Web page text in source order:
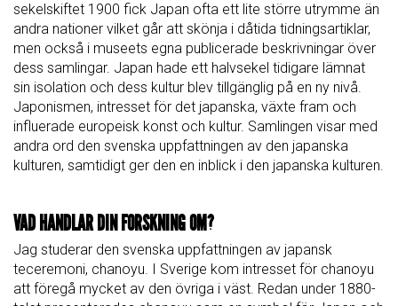
sekelskiftet 1900 fick Japan ofta ett lite större utrymme än
andra nationer vilket går att skönja i dåtida tidningsartiklar,
men också i museets egna publicerade beskrivningar över
dess samlingar. Japan hade ett halvsekel tidigare lämnat
sin isolation och dess kultur blev tillgänglig på en ny nivå.
Japonismen, intresset för det japanska, växte fram och
influerade europeisk konst och kultur. Samlingen visar med
andra ord den svenska uppfattningen av den japanska
kulturen, samtidigt ger den en inblick i den japanska kulturen.
VAD HANDLAR DIN FORSKNING OM?
Jag studerar den svenska uppfattningen av japansk
teceremoni, chanoyu. I Sverige kom intresset för chanoyu
att föregå mycket av den övriga i väst. Redan under 1880-